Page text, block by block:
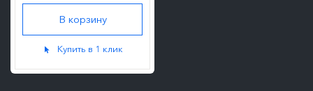
Купить в 1 клик